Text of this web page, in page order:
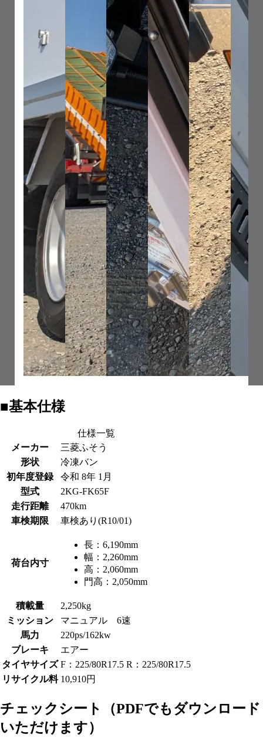
■基本仕様
仕様一覧
メーカー
三菱ふそう
形状
冷凍バン
初年度登録
令和 8年 1月
型式
2KG-FK65F
走行距離
470km
車検期限
車検あり(R10/01)
荷台内寸
長： 6,190mm
幅： 2,260mm
高： 2,060mm
門高： 2,050mm
積載量
2,250kg
ミッション
マニュアル 6速
馬力
220ps/162kw
ブレーキ
エアー
タイヤサイズ F：225/80R17.5 R：225/80R17.5
リサイクル料 10,910円
チェックシート
（PDFでもダウンロード
いただけます）